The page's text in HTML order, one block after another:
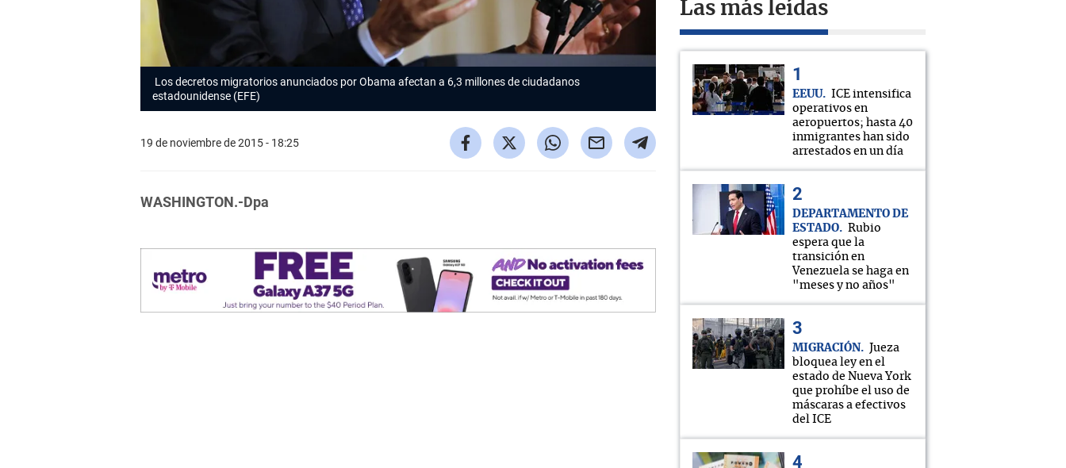
Los decretos migratorios anunciados por Obama afectan a 6,3 millones de ciudadanos
estadounidense (EFE)
19 de noviembre de 2015 - 18:25
WASHINGTON.-Dpa
Las más leídas
EEUU
ICE intensifica
operativos en
aeropuertos; hasta 40
inmigrantes han sido
arrestados en un día
DEPARTAMENTO DE
ESTADO
Rubio
espera que la
transición en
Venezuela se haga en
"meses y no años"
MIGRACIÓN
Jueza
bloquea ley en el
estado de Nueva York
que prohíbe el uso de
máscaras a efectivos
del ICE